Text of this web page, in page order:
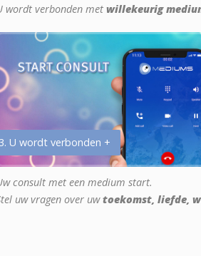
wordt verbonden met willekeurig
3. U wordt verbonden +
consult met een medium start.
uw vragen over uwtoekomst, liefde,